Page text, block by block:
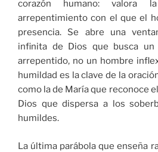
corazón humano: valora
arrepentimiento con el que el
presencia. Se abre una
infinita de Dios que busca un
arrepentido, no un hombre
humildad es la clave de la
como la de María que reconoce
Dios que dispersa a los
humildes.
La última parábola que enseña